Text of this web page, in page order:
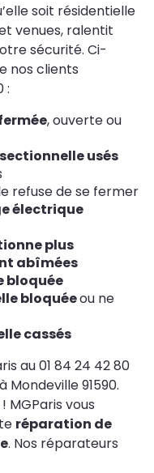
soit résidentielle
venues, ralentit
sécurité. Ci-
nos clients
:
, ouverte ou
usés
refuse de se fermer
électrique
plus
abîmées
bloquée
bloquéeou ne
cassés
au 01 84 24 42 80
91590.
MGParis vous
réparation de
. Nos réparateurs